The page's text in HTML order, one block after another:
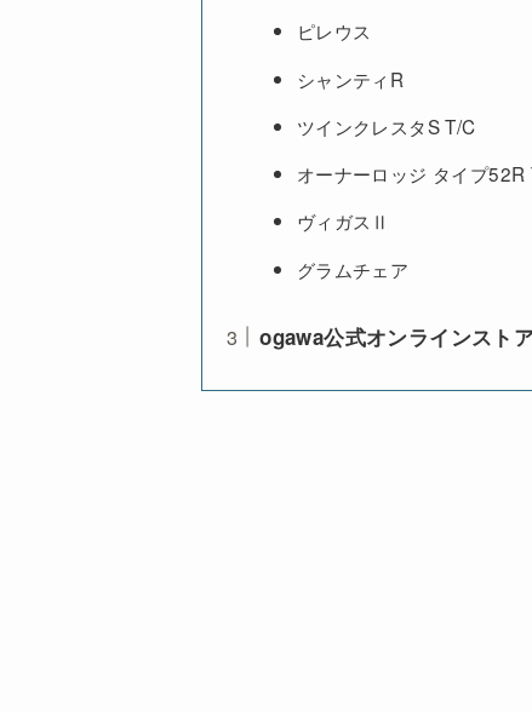
ピレウス
シャンティR
ツインクレスタS T/C
オーナーロッジ タイプ52R
ヴィガスⅡ
グラムチェア
ogawa公式オンラインスト